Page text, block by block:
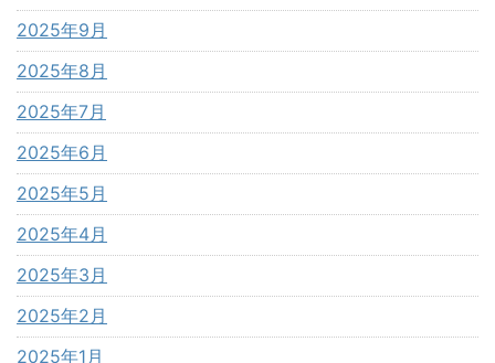
2025年9月
2025年8月
2025年7月
2025年6月
2025年5月
2025年4月
2025年3月
2025年2月
2025年1月